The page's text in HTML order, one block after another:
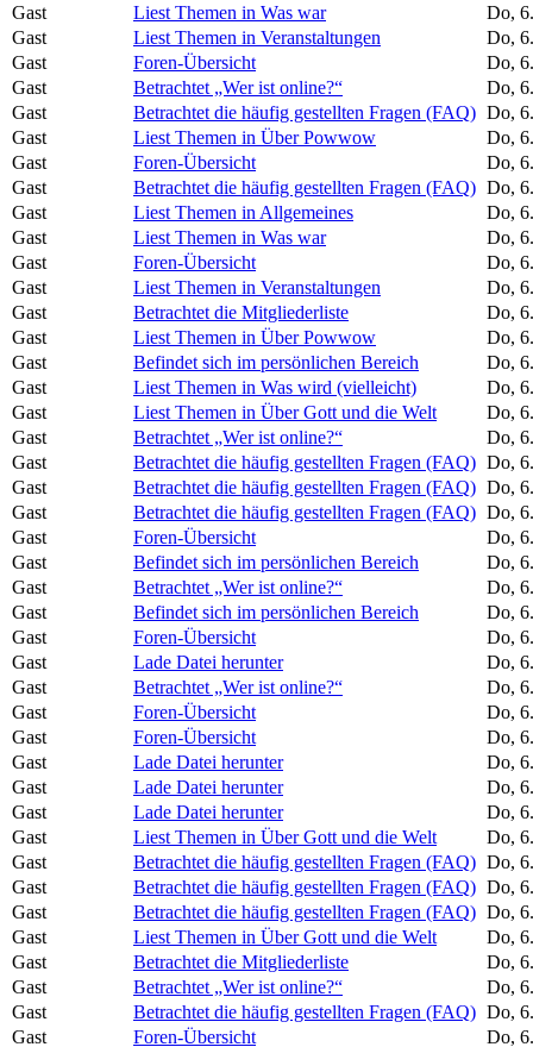
Gast
Liest Themen in Was war
Do,
Gast
Liest Themen in Veranstaltungen
Do,
Gast
Foren-Übersicht
Do,
Gast
Betrachtet „Wer ist online?“
Do,
Gast
Betrachtet die häufig gestellten Fragen (FAQ) Do,
Gast
Liest Themen in Über Powwow
Do,
Gast
Foren-Übersicht
Do,
Gast
Betrachtet die häufig gestellten Fragen (FAQ) Do,
Gast
Liest Themen in Allgemeines
Do,
Gast
Liest Themen in Was war
Do,
Gast
Foren-Übersicht
Do,
Gast
Liest Themen in Veranstaltungen
Do,
Gast
Betrachtet die Mitgliederliste
Do,
Gast
Liest Themen in Über Powwow
Do,
Gast
Befindet sich im persönlichen Bereich
Do,
Gast
Liest Themen in Was wird (vielleicht)
Do,
Gast
Liest Themen in Über Gott und die Welt
Do,
Gast
Betrachtet „Wer ist online?“
Do,
Gast
Betrachtet die häufig gestellten Fragen (FAQ) Do,
Gast
Betrachtet die häufig gestellten Fragen (FAQ) Do,
Gast
Betrachtet die häufig gestellten Fragen (FAQ) Do,
Gast
Foren-Übersicht
Do,
Gast
Befindet sich im persönlichen Bereich
Do,
Gast
Betrachtet „Wer ist online?“
Do,
Gast
Befindet sich im persönlichen Bereich
Do,
Gast
Foren-Übersicht
Do,
Gast
Lade Datei herunter
Do,
Gast
Betrachtet „Wer ist online?“
Do,
Gast
Foren-Übersicht
Do,
Gast
Foren-Übersicht
Do,
Gast
Lade Datei herunter
Do,
Gast
Lade Datei herunter
Do,
Gast
Lade Datei herunter
Do,
Gast
Liest Themen in Über Gott und die Welt
Do,
Gast
Betrachtet die häufig gestellten Fragen (FAQ) Do,
Gast
Betrachtet die häufig gestellten Fragen (FAQ) Do,
Gast
Betrachtet die häufig gestellten Fragen (FAQ) Do,
Gast
Liest Themen in Über Gott und die Welt
Do,
Gast
Betrachtet die Mitgliederliste
Do,
Gast
Betrachtet „Wer ist online?“
Do,
Gast
Betrachtet die häufig gestellten Fragen (FAQ) Do,
Gast
Foren-Übersicht Do,